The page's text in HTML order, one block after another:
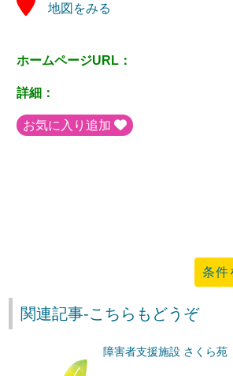
地図をみる
ホームページURL：
詳細：
お気に入り追加
条件
関連記事-こちらもどうぞ
障害者支援施設 さくら苑